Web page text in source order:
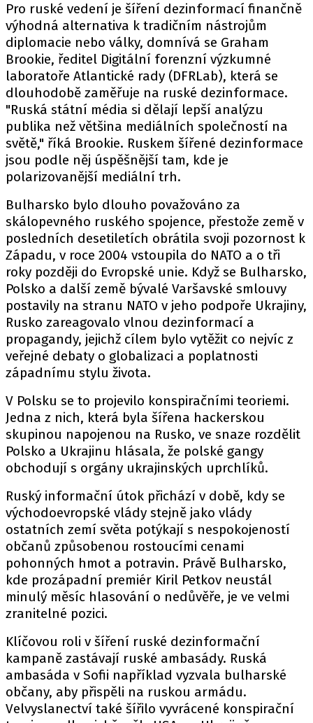
Pro ruské vedení je šíření dezinformací finančně
výhodná alternativa k tradičním nástrojům
diplomacie nebo války, domnívá se Graham
Brookie, ředitel Digitální forenzní výzkumné
laboratoře Atlantické rady (DFRLab), která se
dlouhodobě zaměřuje na ruské dezinformace.
"Ruská státní média si dělají lepší analýzu
publika než většina mediálních společností na
světě," říká Brookie. Ruskem šířené dezinformace
jsou podle něj úspěšnější tam, kde je
polarizovanější mediální trh.
Bulharsko bylo dlouho považováno za
skálopevného ruského spojence, přestože země v
posledních desetiletích obrátila svoji pozornost k
Západu, v roce 2004 vstoupila do NATO a o tři
roky později do Evropské unie. Když se Bulharsko,
Polsko a další země bývalé Varšavské smlouvy
postavily na stranu NATO v jeho podpoře Ukrajiny,
Rusko zareagovalo vlnou dezinformací a
propagandy, jejichž cílem bylo vytěžit co nejvíc z
veřejné debaty o globalizaci a poplatnosti
západnímu stylu života.
V Polsku se to projevilo konspiračními teoriemi.
Jedna z nich, která byla šířena hackerskou
skupinou napojenou na Rusko, ve snaze rozdělit
Polsko a Ukrajinu hlásala, že polské gangy
obchodují s orgány ukrajinských uprchlíků.
Ruský informační útok přichází v době, kdy se
východoevropské vlády stejně jako vlády
ostatních zemí světa potýkají s nespokojeností
občanů způsobenou rostoucími cenami
pohonných hmot a potravin. Právě Bulharsko,
kde prozápadní premiér Kiril Petkov neustál
minulý měsíc hlasování o nedůvěře, je ve velmi
zranitelné pozici.
Klíčovou roli v šíření ruské dezinformační
kampaně zastávají ruské ambasády. Ruská
ambasáda v Sofii například vyzvala bulharské
občany, aby přispěli na ruskou armádu.
Velvyslanectví také šířilo vyvrácené konspirační